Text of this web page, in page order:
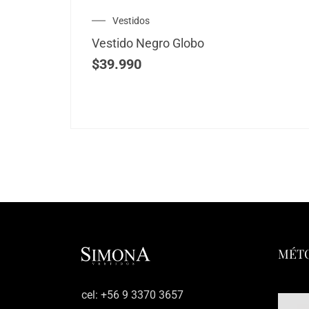
Vestidos
Vestido Negro Globo
$39.990
‎cel: +56 9 3370 3657